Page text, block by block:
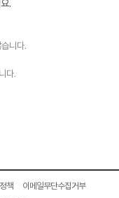
.
니다.
다.
책
이메일무단수집거부